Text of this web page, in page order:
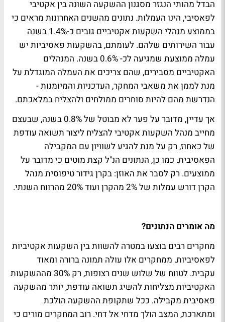
הבדל מהותי הנגזר מסגנון ההשקעה השונה בין אקטיבי
לפאסיבי, הינו העמלות. נתונים מהשנים האחרונות מראים כי
בממוצע מנהלי השקעות אקטיביים גובים כ-1.4% בשנה
עבור השירותים שלהם. לעומתם, בהשקעות פאסיביות יש
עמלה ממוצעת שמגיעה לכ- 0.6% בשנה. המנהלים
האקטיביים מסבירים, שהם צריכים את העמלה המוגדלת על
מנת לממן את משאבי המחקר, העדכניות והמיומנות -
הנדרשת מהם להיות סוחרים ממולחים ולהצליח במלאכתם.
אך עדיין, מדובר על פער לא מבוטל של 0.8% בשנה, שבעצם
מחייב מנהל השקעות אקטיבי להצליח ליצור תשואה עודפת
של כאחוז, רק על מנת להגיע לשוויון עם המקבילה
הפאסיבית. כמו כן, הנתונים הנ"ל קצת מוטים כי מדובר על
ממוצעים. רק לסבר את האוזן: בקרן גידור טיפוסית מנהל
הקרן דורש עמלות של 2% מהקרן ועוד 20% מהרווח השנתי.
מה אומרים הנתונים?
מחקרים רבים בוצעו במטרה להשוות בין השקעות אקטיביות
לפאסיביות. ממחקרים אלו עולה תמונה ברורה ומאוד
עקבית. לטווח של שלוש שנים רצופות, רק 30% מההשקעות
האקטיביות מצליחות להשיג תשואה עודפת, יותר מהשקעה
פאסיבית מקבילה. ככל שתקופת ההשקעה הולכת
ומתארכת, המצב הולך מדחי אל דחי. רוב המחקרים מורים כי